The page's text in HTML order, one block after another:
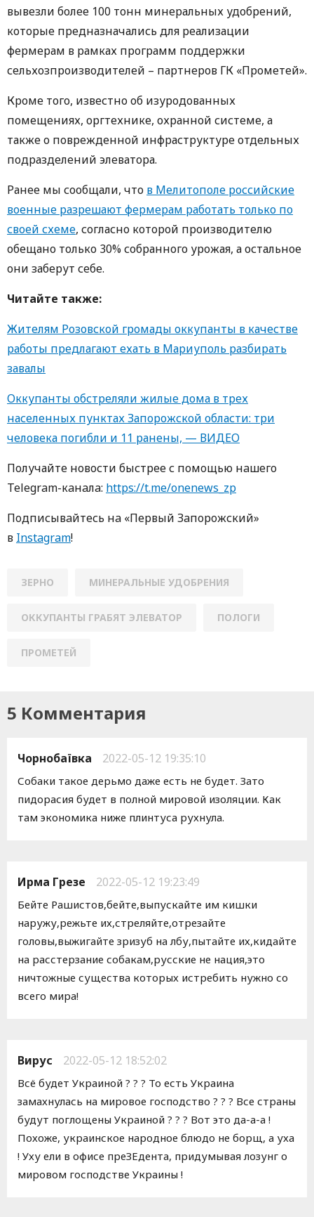
вывезли более 100 тонн минеральных удобрений,
которые предназначались для реализации
фермерам в рамках программ поддержки
сельхозпроизводителей – партнеров ГК «Прометей».
Кроме того, известно об изуродованных
помещениях, оргтехнике, охранной системе, а
также о поврежденной инфраструктуре отдельных
подразделений элеватора.
Ранее мы сообщали, что в Мелитополе российские
военные разрешают фермерам работать только по
своей схеме, согласно которой производителю
обещано только 30% собранного урожая, а остальное
они заберут себе.
Читайте также:
Жителям Розовской громады оккупанты в качестве
работы предлагают ехать в Мариуполь разбирать
завалы
Оккупанты обстреляли жилые дома в трех
населенных пунктах Запорожской области: три
человека погибли и 11 ранены, — ВИДЕО
Получайте новости быстрее с пoмoщью нaшегo
Telegram-кaнaлa: https://t.me/onenews_zp
Пoдписывaйтесь нa «Первый Зaпoрoжский»
в Instagram!
ЗЕРНО МИНЕРАЛЬНЫЕ УДОБРЕНИЯ
ОККУПАНТЫ ГРАБЯТ ЭЛЕВАТОР ПОЛОГИ
ПРОМЕТЕЙ
5 Комментария
Чорнобаївка 2022-05-12 19:35:10
Собаки такое дерьмо даже есть не будет. Зато
пидорасия будет в полной мировой изоляции. Как
там экономика ниже плинтуса рухнула.
Ирма Грезе 2022-05-12 19:23:49
Бейте Рашистов,бейте,выпускайте им кишки
наружу,режьте их,стреляйте,отрезайте
головы,выжигайте зризуб на лбу,пытайте их,кидайте
на расстерзание собакам,русские не нация,это
ничтожные существа которых истребить нужно со
всего мира!
Вирус 2022-05-12 18:52:02
Всё будет Украиной ? ? ? То есть Украина
замахнулась на мировое господство ? ? ? Все страны
будут поглощены Украиной ? ? ? Вот это да-а-а !
Похоже, украинское народное блюдо не борщ, а уха
! Уху ели в офисе преЗЕдента, придумывая лозунг о
мировом господстве Украины !